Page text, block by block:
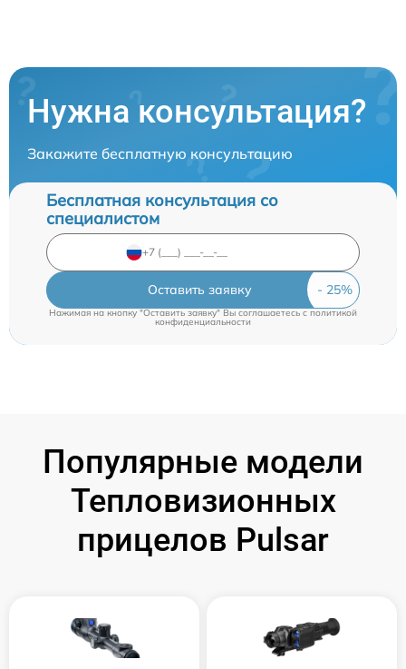
Нужна консультация?
Закажите бесплатную консультацию
Бесплатная консультация со
специалистом
Оставить заявку
Нажимая на кнопку "Оставить заявку" Вы соглашаетесь cполитикой
конфиденциальности
Популярные модели
Тепловизионных
прицелов Pulsar